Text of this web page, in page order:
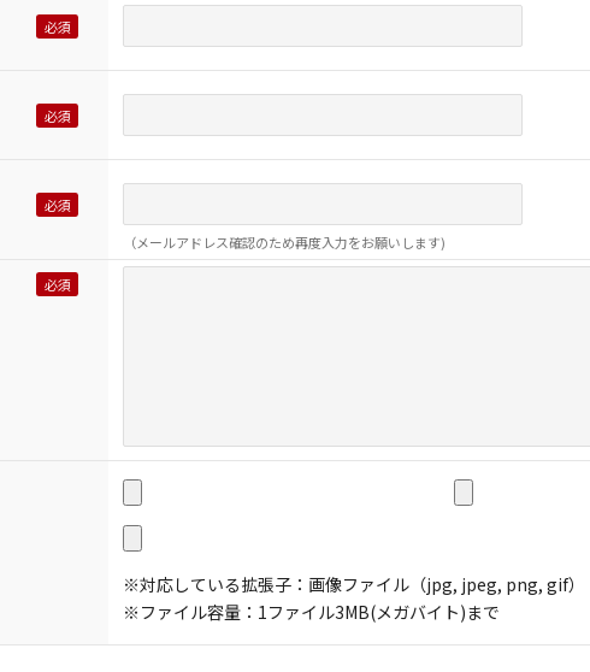
（メールアドレス確認のため再度入力をお願いします)
※対応している拡張子：画像ファイル（jpg, jpeg, png, gif）
※ファイル容量：1ファイル3MB(メガバイト)まで